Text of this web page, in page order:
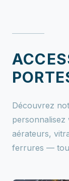
Découvrez
personnalisez
aérateurs,
ferrures —